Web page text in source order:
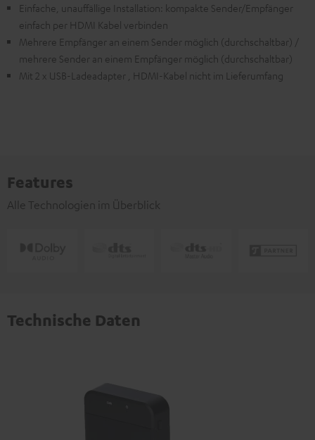
Einfache, unauffällige Installation: kompakte Sender/Empfänger
einfach per HDMI Kabel verbinden
Mehrere Empfänger an einem Sender möglich (durchschaltbar) /
mehrere Sender an einem Empfänger möglich (durchschaltbar)
Mit 2 x USB-Ladeadapter , HDMI-Kabel nicht im Lieferumfang
Features
Alle Technologien im Überblick
Technische Daten